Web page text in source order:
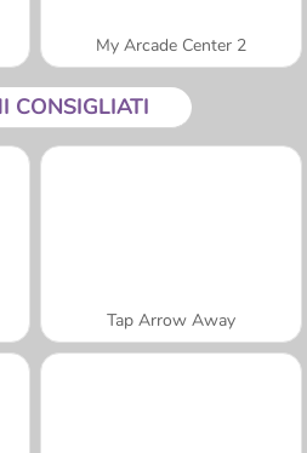
My Arcade Center 2
CONSIGLIATI
Tap Arrow Away